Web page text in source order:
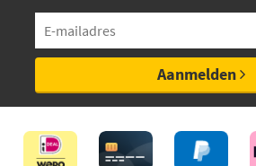
Aanmelden